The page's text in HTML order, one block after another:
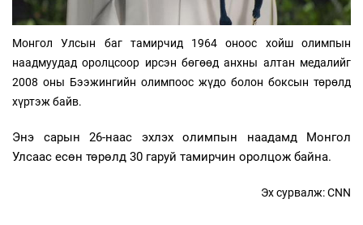
Монгол Улсын баг тамирчид 1964 оноос хойш олимпын
наадмуудад оролцсоор ирсэн бөгөөд анхны алтан медалийг
2008 оны Бээжингийн олимпоос жүдо болон боксын төрөлд
хүртэж байв.
Энэ сарын 26-наас эхлэх олимпын наадамд Монгол
Улсаас есөн төрөлд 30 гаруй тамирчин оролцож байна.
Эх сурвалж: CNN